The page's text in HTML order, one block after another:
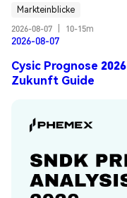
Markteinblicke
2026-08-07
10-15m
2026-08-07
Cysic Prognose
Zukunft Guide